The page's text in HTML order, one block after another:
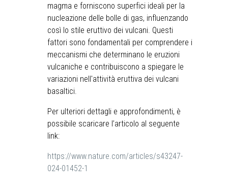
magma e forniscono superfici ideali per la
nucleazione delle bolle di gas, influenzando
così lo stile eruttivo dei vulcani. Questi
fattori sono fondamentali per comprendere i
meccanismi che determinano le eruzioni
vulcaniche e contribuiscono a spiegare le
variazioni nell'attività eruttiva dei vulcani
basaltici.
Per ulteriori dettagli e approfondimenti, è
possibile scaricare l’articolo al seguente
link:
https://www.nature.com/articles/s43247-
024-01452-1